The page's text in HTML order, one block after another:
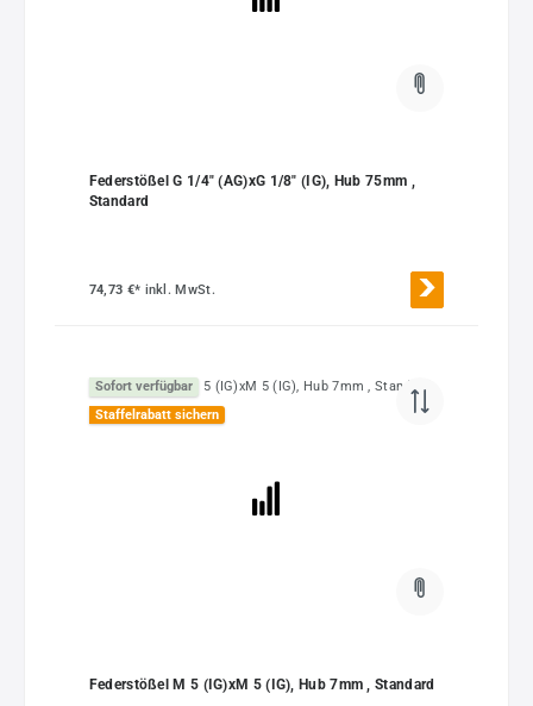
Federstößel G 1/4" (AG)xG 1/8" (IG), Hub 75mm ,
Standard
74,73 €* inkl. MwSt.
Sofort verfügbar
Staffelrabatt sichern
Federstößel M 5 (IG)xM 5 (IG), Hub 7mm , Standard